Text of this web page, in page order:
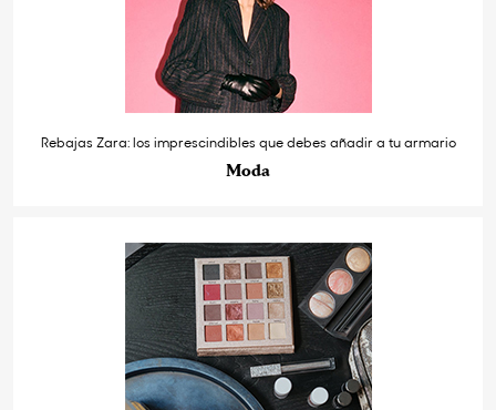
Rebajas Zara: los imprescindibles que debes añadir a tu armario
Moda